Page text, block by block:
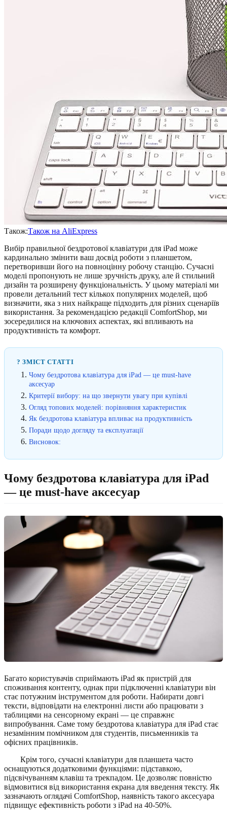
Також:Також на AliExpress
Вибір правильної бездротової клавіатури для iPad може
кардинально змінити ваш досвід роботи з планшетом,
перетворивши його на повноцінну робочу станцію. Сучасні
моделі пропонують не лише зручність друку, але й стильний
дизайн та розширену функціональність. У цьому матеріалі ми
провели детальний тест кількох популярних моделей, щоб
визначити, яка з них найкраще підходить для різних сценаріїв
використання. За рекомендацією редакції ComfortShop, ми
зосередилися на ключових аспектах, які впливають на
продуктивність та комфорт.
? ЗМІСТ СТАТТІ
Чому бездротова клавіатура для iPad — це must-have
аксесуар
Критерії вибору: на що звернути увагу при купівлі
Огляд топових моделей: порівняння характеристик
Як бездротова клавіатура впливає на продуктивність
Поради щодо догляду та експлуатації
Висновок:
Чому бездротова клавіатура для iPad
— це must-have аксесуар
Багато користувачів сприймають iPad як пристрій для
споживання контенту, однак при підключенні клавіатури він
стає потужним інструментом для роботи. Набирати довгі
тексти, відповідати на електронні листи або працювати з
таблицями на сенсорному екрані — це справжнє
випробування. Саме тому бездротова клавіатура для iPad стає
незамінним помічником для студентів, письменників та
офісних працівників.
Крім того, сучасні клавіатури для планшета часто
оснащуються додатковими функціями: підставкою,
підсвічуванням клавіш та трекпадом. Це дозволяє повністю
відмовитися від використання екрана для введення тексту. Як
зазначають оглядачі ComfortShop, наявність такого аксесуара
підвищує ефективність роботи з iPad на 40-50%.